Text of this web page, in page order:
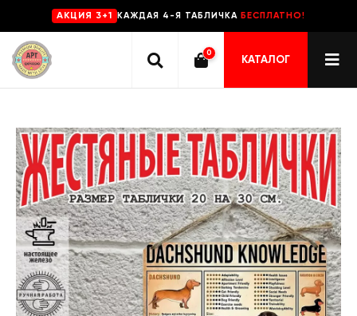
AKЦИЯ 3+1 КАЖДАЯ 4-Я ТАБЛИЧКА БЕСПЛАТНО!
0
КАТАЛОГ